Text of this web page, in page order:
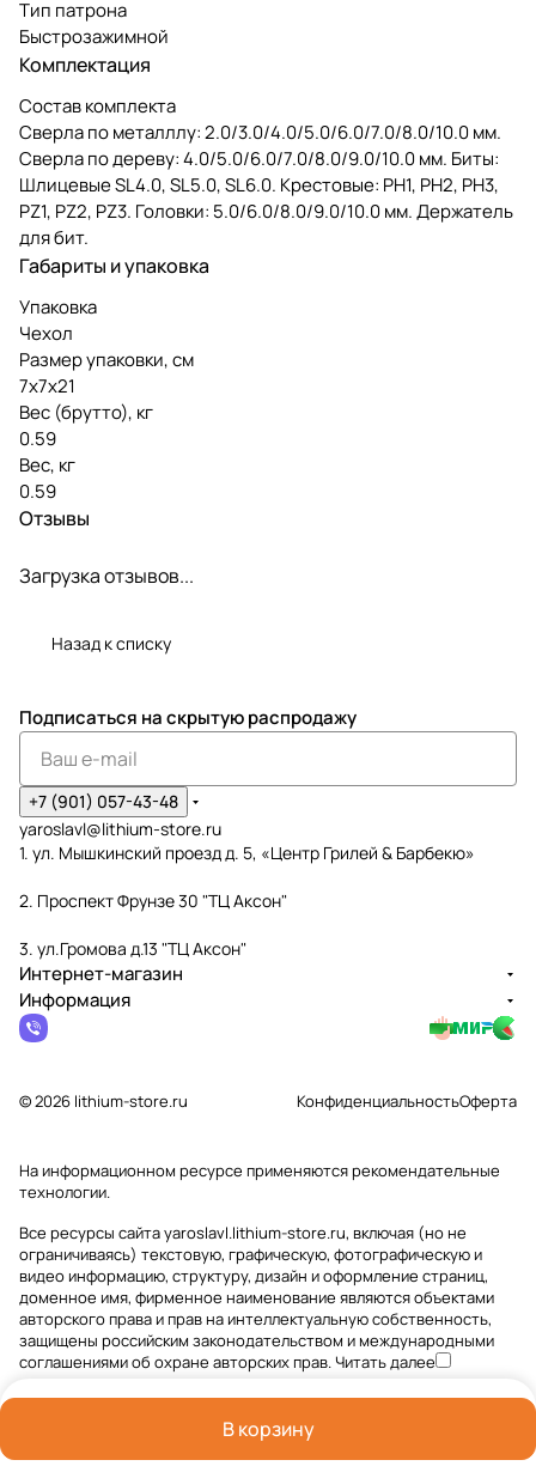
Тип патрона
Быстрозажимной
Комплектация
Состав комплекта
Сверла по металллу: 2.0/3.0/4.0/5.0/6.0/7.0/8.0/10.0 мм.
Сверла по дереву: 4.0/5.0/6.0/7.0/8.0/9.0/10.0 мм. Биты:
Шлицевые SL4.0, SL5.0, SL6.0. Крестовые: PH1, PH2, PH3,
PZ1, PZ2, PZ3. Головки: 5.0/6.0/8.0/9.0/10.0 мм. Держатель
для бит.
Габариты и упаковка
Упаковка
Чехол
Размер упаковки, см
7х7х21
Вес (брутто), кг
0.59
Вес, кг
0.59
Отзывы
Загрузка отзывов...
Назад к списку
В корзину
Подписаться на скрытую распродажу
+7 (901) 057-43-48
yaroslavl@lithium-store.ru
1. ул. Мышкинский проезд д. 5, «Центр Грилей & Барбекю»
2. Проспект Фрунзе 30 "ТЦ Аксон"
3. ул.Громова д.13 "ТЦ Аксон"
Интернет-магазин
Информация
© 2026 lithium-store.ru КонфиденциальностьОферта
На информационном ресурсе применяютсярекомендательные
технологии.
Все ресурсы сайта yaroslavl.lithium-store.ru, включая (но не
ограничиваясь) текстовую, графическую, фотографическую и
видео информацию, структуру, дизайн и оформление страниц,
доменное имя, фирменное наименование являются объектами
авторского права и прав на интеллектуальную собственность,
защищены российским законодательством и международными
соглашениями об охране авторских прав.Читать далее